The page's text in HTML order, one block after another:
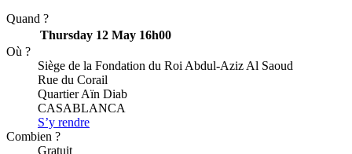
Quand ?
Thursday 12 May 16h00
Où ?
Siège de la Fondation du Roi Abdul-Aziz Al Saoud
Rue du Corail
Quartier Aïn Diab
CASABLANCA
S’y rendre
Combien ?
Gratuit